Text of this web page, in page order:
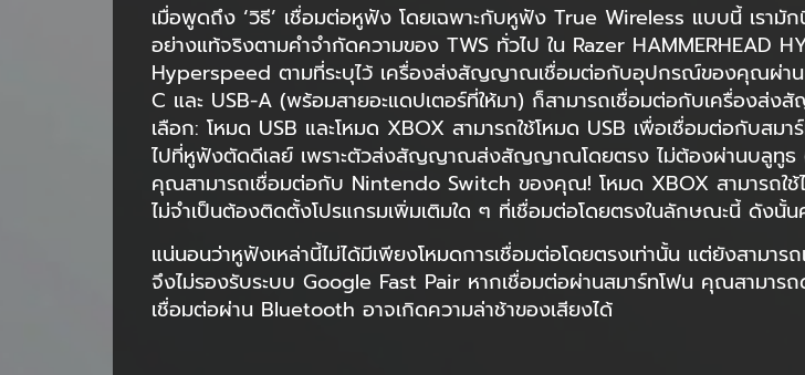
เมื่อพูดถึง ‘วิธี’ เชื่อมต่อหูฟัง โดยเฉพาะกับหูฟัง True Wireless แบบนี้ เรามั
อย่างแท้จริงตามคำจำกัดความของ TWS ทั่วไป ใน Razer
Hyperspeed ตามที่ระบุไว้ เครื่องส่งสัญญาณเชื่อมต่อกับอุปกรณ์ของคุณผ่าน
C และ USB-A (พร้อมสายอะแดปเตอร์ที่ให้มา) ก็สามารถเชื่อมต่อกับเครื่อง
เลือก: โหมด USB และโหมด XBOX สามารถใช้โหมด USB เพื่อเชื่อมต่อกับส
ไปที่หูฟังตัดดีเลย์ เพราะตัวส่งสัญญาณส่งสัญญาณโดยตรง ไม่ต้องผ่านบลูทูธ
คุณสามารถเชื่อมต่อกับ Nintendo Switch ของคุณ! โหมด XBOX สามารถใ
ไม่จำเป็นต้องติดตั้งโปรแกรมเพิ่มเติมใด ๆ ที่เชื่อมต่อโดยตรงในลักษณะนี้ ดังนั้น
แน่นอนว่าหูฟังเหล่านี้ไม่ได้มีเพียงโหมดการเชื่อมต่อโดยตรงเท่านั้น แต่ยังสาม
จึงไม่รองรับระบบ Google Fast Pair หากเชื่อมต่อผ่านสมาร์ทโฟน คุณสามาร
เชื่อมต่อผ่าน Bluetooth อาจเกิดความล่าช้าของเสียงได้